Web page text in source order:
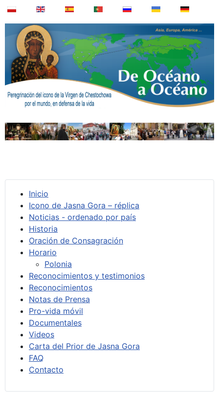
Inicio
Icono de Jasna Gora – réplica
Noticias - ordenado por país
Historia
Oración de Consagración
Horario
Polonia
Reconocimientos y testimonios
Reconocimientos
Notas de Prensa
Pro-vida móvil
Documentales
Videos
Carta del Prior de Jasna Gora
FAQ
Contacto